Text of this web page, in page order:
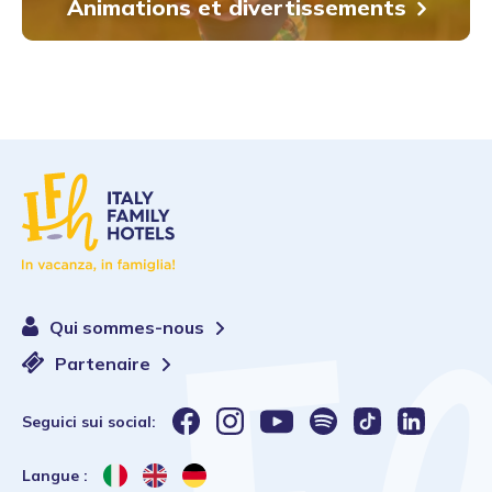
Animations et divertissements
Qui sommes-nous
Partenaire
Seguici sui social:
Langue :